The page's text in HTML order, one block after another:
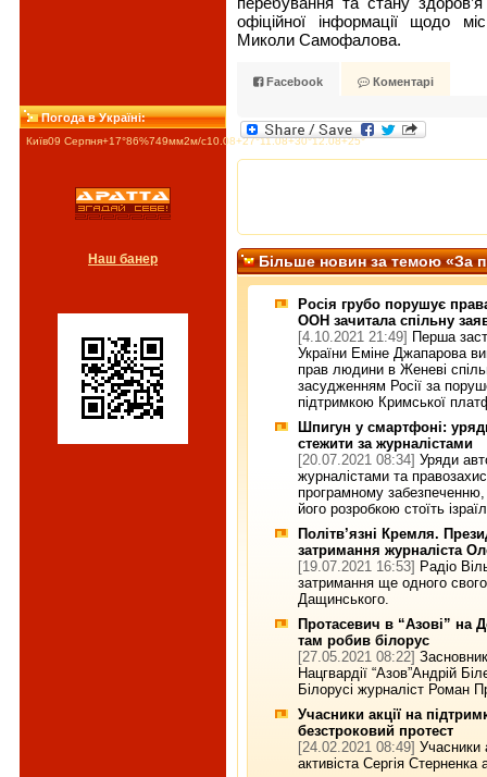
Погода в Україні:
Київ09 Серпня+17°86%749мм2м/c10.08+27°11.08+30°12.08+25°
Наш банер
офіційної інформації щодо
Миколи Самофалова.
Facebook Коментарі
Більше новин за темою «За
Росія грубо порушує
ООН зачитала спільну
[4.10.2021 21:49] Перша
України Еміне Джапарова
прав людини в Женеві
засудженням Росії за
підтримкою Кримської
Шпигун у смартфоні:
стежити за журналістами
[20.07.2021 08:34] Уряди
журналістами та
програмному
його розробкою стоїть
Політв’язні Кремля.
затримання журналіста
[19.07.2021 16:53] Радіо
затримання ще одного
Дащинського.
Протасевич в “Азові” на
там робив білорус
[27.05.2021 08:22]
Нацгвардії “Азов”Андрій
Білорусі журналіст Роман
Учасники акції на
безстроковий протест
[24.02.2021 08:49] Учасники
активіста Сергія